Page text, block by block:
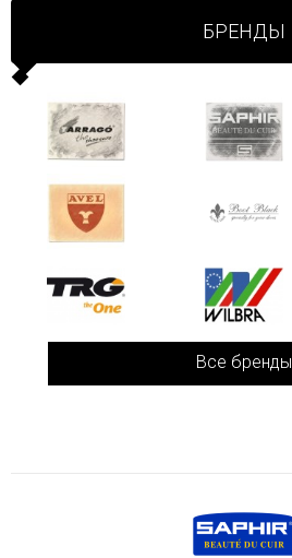
БРЕНДЫ
Все бренды